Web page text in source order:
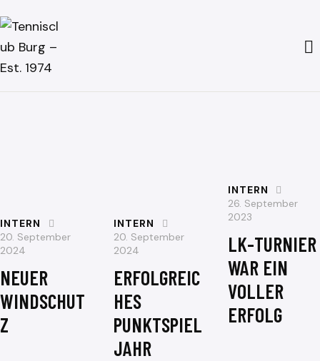
INTERN
20. September
2024
NEUER
WINDSCHUT
Z
INTERN
20. September
2024
ERFOLGREIC
HES
PUNKTSPIEL
JAHR
INTERN
26. September
2023
LK-TURNIER
WAR EIN
VOLLER
ERFOLG